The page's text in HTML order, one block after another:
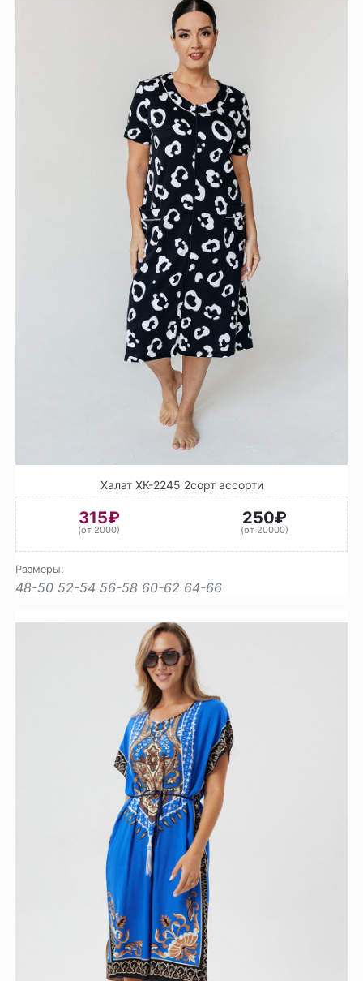
Халат ХК-2245 2сорт ассорти
315₽
(от 2000)
250₽
(от 20000)
Размеры:
48-50 52-54 56-58 60-62 64-66